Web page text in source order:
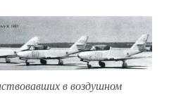
в воздушном